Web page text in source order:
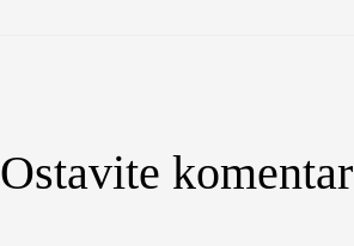
Ostavite komentar